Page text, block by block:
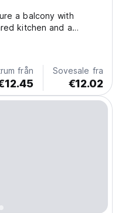
a balcony with
kitchen and a
. At Guarda
a garden and
från Sovesale fra
€12.02